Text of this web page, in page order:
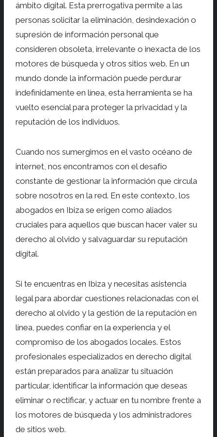
ámbito digital. Esta prerrogativa permite a las
personas solicitar la eliminación, desindexación o
supresión de información personal que
consideren obsoleta, irrelevante o inexacta de los
motores de búsqueda y otros sitios web. En un
mundo donde la información puede perdurar
indefinidamente en línea, esta herramienta se ha
vuelto esencial para proteger la privacidad y la
reputación de los individuos.
Cuando nos sumergimos en el vasto océano de
internet, nos encontramos con el desafío
constante de gestionar la información que circula
sobre nosotros en la red. En este contexto, los
abogados en Ibiza se erigen como aliados
cruciales para aquellos que buscan hacer valer su
derecho al olvido y salvaguardar su reputación
digital.
Si te encuentras en Ibiza y necesitas asistencia
legal para abordar cuestiones relacionadas con el
derecho al olvido y la gestión de la reputación en
línea, puedes confiar en la experiencia y el
compromiso de los abogados locales. Estos
profesionales especializados en derecho digital
están preparados para analizar tu situación
particular, identificar la información que deseas
eliminar o rectificar, y actuar en tu nombre frente a
los motores de búsqueda y los administradores
de sitios web.